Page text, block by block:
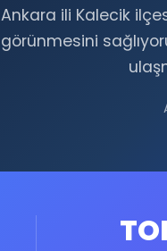
Ankara ili Kalecik
görünmesini